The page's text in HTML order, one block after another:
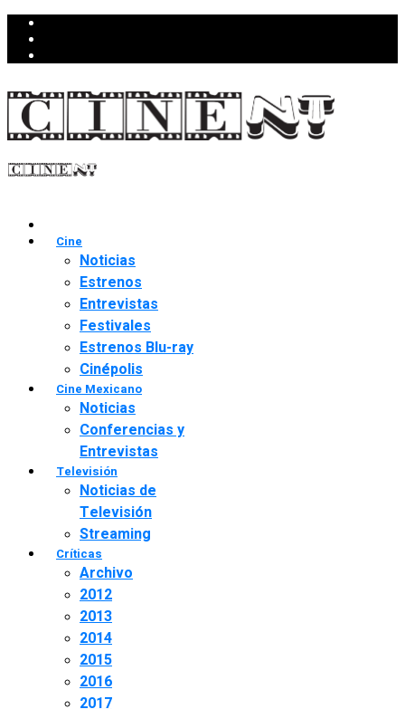
Cine
Noticias
Estrenos
Entrevistas
Festivales
Estrenos Blu-ray
Cinépolis
Cine Mexicano
Noticias
Conferencias y
Entrevistas
Televisión
Noticias de
Televisión
Streaming
Críticas
Archivo
2012
2013
2014
2015
2016
2017